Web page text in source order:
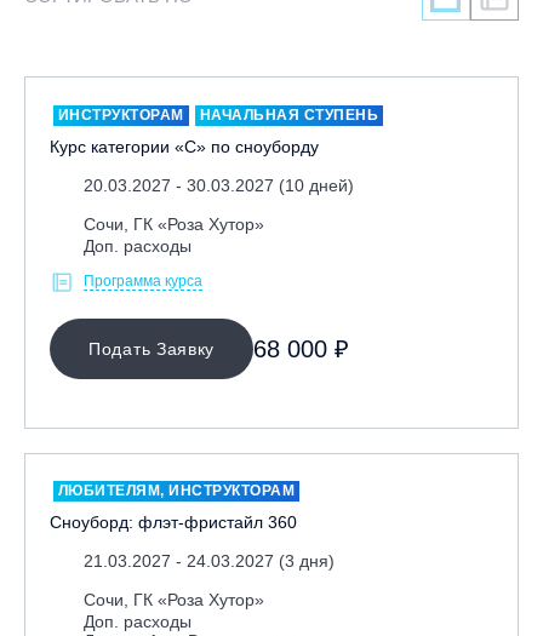
МЕСТО ПРОВЕДЕНИЯ
Байкальск, ГЛЦ «Гора Соболиная»
Вологодская обл., ГЛК "Ципина гора"
Грузия, ГК «Гудаури»
Дистанционно
Ижевск, КАО «Нечкино»
ИНСТРУКТОРАМ НАЧАЛЬНАЯ СТУПЕНЬ
Курс категории «С» по сноуборду
20.03.2027 - 30.03.2027 (10 дней)
Сочи, ГК «Роза Хутор»
Доп. расходы
Программа курса
Подать Заявку 68 000 ₽
ЛЮБИТЕЛЯМ, ИНСТРУКТОРАМ
Сноуборд: флэт-фристайл 360
21.03.2027 - 24.03.2027 (3 дня)
Сочи, ГК «Роза Хутор»
Доп. расходы